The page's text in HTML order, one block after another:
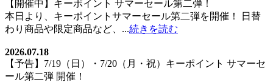
【開催中】キーポイント サマーセール第二弾！
本日より、キーポイントサマーセール第二弾を開催！ 日替
わり商品や限定商品など、...続きを読む
2026.07.18
【予告】7/19（日）・7/20（月・祝）キーポイント サマーセ
ール第二弾 開催！